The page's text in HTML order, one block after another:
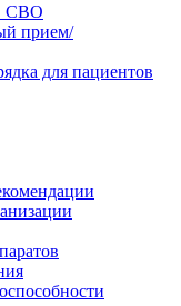
СВО
прием/
для пациентов